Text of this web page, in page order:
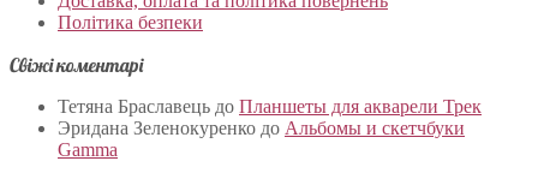
Політика безпеки
Свіжі коментарі
Тетяна Браславець до Планшеты для акварели Трек
Эридана Зеленокуренко до Альбомы и скетчбуки
Gamma